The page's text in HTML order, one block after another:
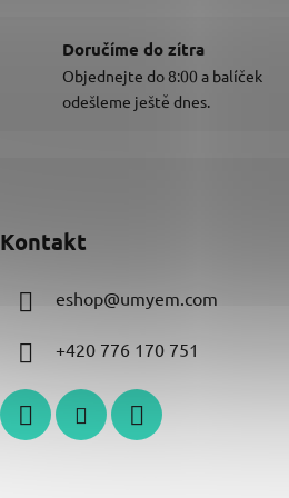
Doručíme do zítra
Objednejte do 8:00 a balíček
odešleme ještě dnes.
Kontakt
eshop@umyem.com
+420 776 170 751